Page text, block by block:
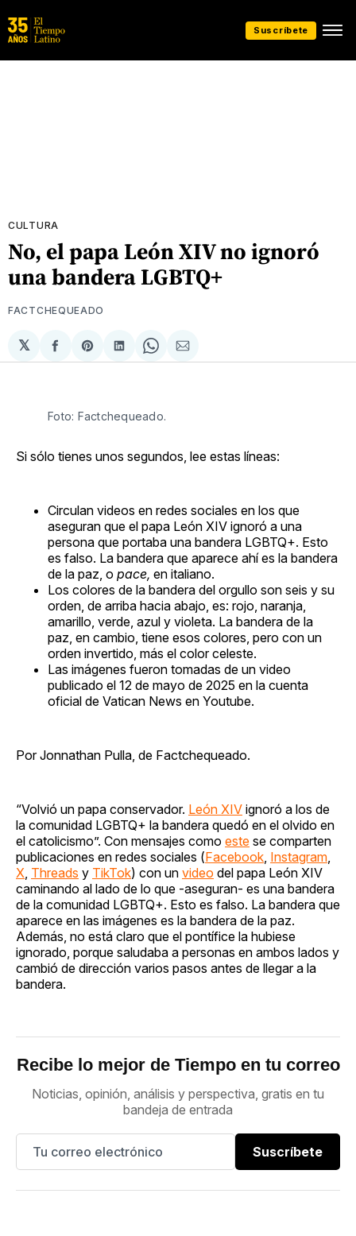
Suscríbete
CULTURA
No, el papa León XIV no ignoró
una bandera LGBTQ+
FACTCHEQUEADO
𝕏
Compartir
en
Share
on
Compartir
en
Share
on
Compartir
via
Foto: Factchequeado.
Si sólo tienes unos segundos, lee estas líneas:
Circulan videos en redes sociales en los que
aseguran que el papa León XIV ignoró a una
persona que portaba una bandera LGBTQ+. Esto
es falso. La bandera que aparece ahí es la bandera
de la paz, o pace, en italiano.
Los colores de la bandera del orgullo son seis y su
orden, de arriba hacia abajo, es: rojo, naranja,
amarillo, verde, azul y violeta. La bandera de la
paz, en cambio, tiene esos colores, pero con un
orden invertido, más el color celeste.
Las imágenes fueron tomadas de un video
publicado el 12 de mayo de 2025 en la cuenta
oficial de Vatican News en Youtube.
Por Jonnathan Pulla, de Factchequeado.
“Volvió un papa conservador. León XIV ignoró a los de
la comunidad LGBTQ+ la bandera quedó en el olvido en
el catolicismo”. Con mensajes como este se comparten
publicaciones en redes sociales (Facebook Instagram
X Threads y TikTok) con un video del papa León XIV
caminando al lado de lo que -aseguran- es una bandera
de la comunidad LGBTQ+. Esto es falso. La bandera que
aparece en las imágenes es la bandera de la paz.
Además, no está claro que el pontífice la hubiese
ignorado, porque saludaba a personas en ambos lados y
cambió de dirección varios pasos antes de llegar a la
bandera.
Recibe lo mejor de Tiempo en tu correo
Noticias, opinión, análisis y perspectiva, gratis en tu
bandeja de entrada
Suscríbete